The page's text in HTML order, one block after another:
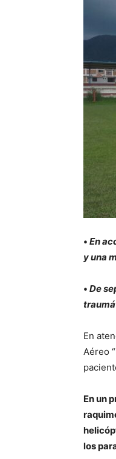
• En
y una
• De
En
Aéreo
En un
los